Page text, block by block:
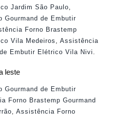
Jardim São Paulo
Gourmand de Embutir
Forno Brastemp
Vila Medeiros
Assistência
Embutir Elétrico Vila Nivi
leste
Gourmand de Embutir
Forno Brastemp Gourmand
, Assistência Forno